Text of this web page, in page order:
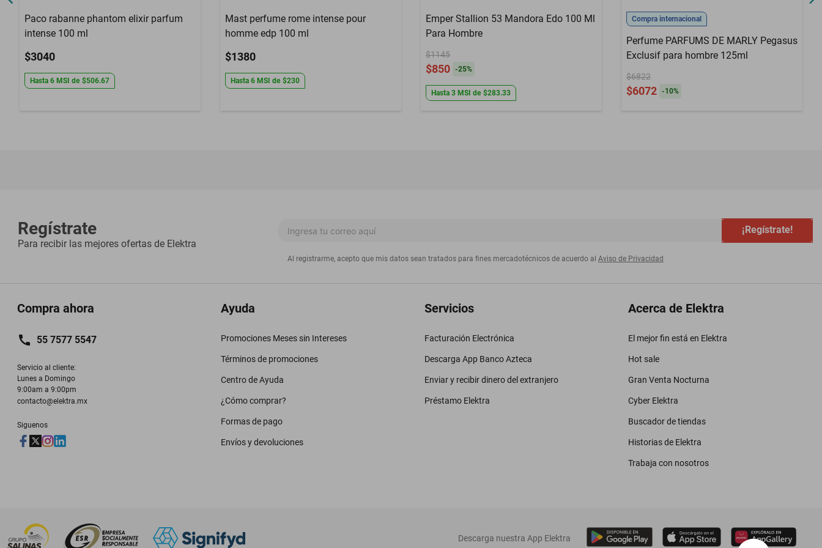
Paco rabanne phantom elixir parfum
intense 100 ml
$3040
Hasta 6 MSI de $506.67
Mast perfume rome intense pour
homme edp 100 ml
$1380
Hasta 6 MSI de $230
Emper Stallion 53 Mandora Edo 100 Ml
Para Hombre
$1145
$850 -25%
Hasta 3 MSI de $283.33
Compra internacional
Perfume PARFUMS DE MARLY Pegasus
Exclusif para hombre 125ml
$6822
$6072 -10%
Regístrate
Para recibir las mejores ofertas de Elektra
¡Regístrate!
Al registrarme, acepto que mis datos sean tratados para fines mercadotécnicos de acuerdo al Aviso de Privacidad
Compra ahora
55 7577 5547
Servicio al cliente:
Lunes a Domingo
9:00am a 9:00pm
contacto@elektra.mx
Siguenos
Ayuda
Promociones Meses sin Intereses
Términos de promociones
Centro de Ayuda
¿Cómo comprar?
Formas de pago
Envíos y devoluciones
Servicios
Facturación Electrónica
Descarga App Banco Azteca
Enviar y recibir dinero del extranjero
Préstamo Elektra
Acerca de Elektra
El mejor fin está en Elektra
Hot sale
Gran Venta Nocturna
Cyber Elektra
Buscador de tiendas
Historias de Elektra
Trabaja con nosotros
‎ Descarga nuestra App Elektra